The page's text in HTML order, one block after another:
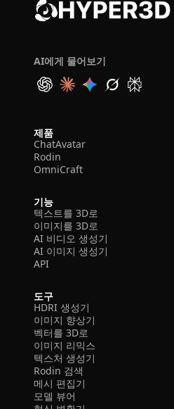
AI에게 물어보기
제품
ChatAvatar
Rodin
OmniCraft
기능
텍스트를 3D로
이미지를 3D로
AI 비디오 생성기
AI 이미지 생성기
API
도구
HDRI 생성기
이미지 향상기
벡터를 3D로
이미지 리믹스
텍스처 생성기
Rodin 검색
메시 편집기
모델 뷰어